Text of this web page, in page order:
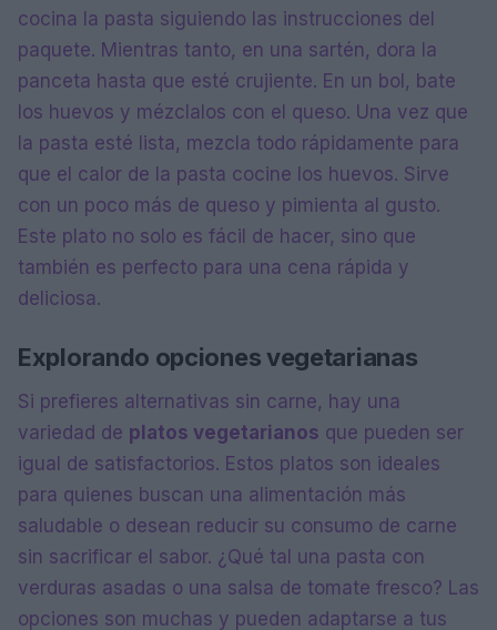
cocina la pasta siguiendo las instrucciones del
paquete. Mientras tanto, en una sartén, dora la
panceta hasta que esté crujiente. En un bol, bate
los huevos y mézclalos con el queso. Una vez que
la pasta esté lista, mezcla todo rápidamente para
que el calor de la pasta cocine los huevos. Sirve
con un poco más de queso y pimienta al gusto.
Este plato no solo es fácil de hacer, sino que
también es perfecto para una cena rápida y
deliciosa.
Explorando opciones vegetarianas
Si prefieres alternativas sin carne, hay una
variedad de platos vegetarianos que pueden ser
igual de satisfactorios. Estos platos son ideales
para quienes buscan una alimentación más
saludable o desean reducir su consumo de carne
sin sacrificar el sabor. ¿Qué tal una pasta con
verduras asadas o una salsa de tomate fresco? Las
opciones son muchas y pueden adaptarse a tus